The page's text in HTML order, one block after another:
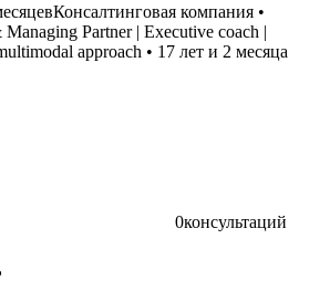
Консалтинговая компания •
Partner | Executive coach |
approach • 17 лет и 2 месяца
0консультаций